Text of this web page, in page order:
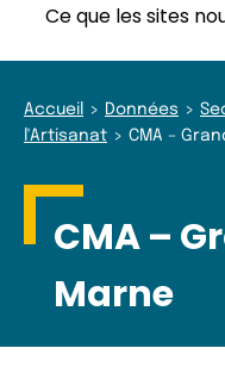
Ce que les sites
Accueil Données
l'Artisanat
CMA –
CMA –
Marne